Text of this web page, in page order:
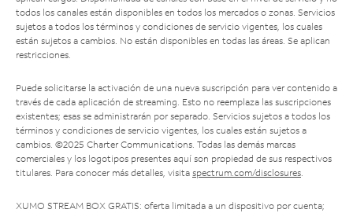
todos los canales están disponibles en todos los mercados o zonas. Servicios
sujetos a todos los términos y condiciones de servicio vigentes, los cuales
están sujetos a cambios. No están disponibles en todas las áreas. Se aplican
restricciones.
Puede solicitarse la activación de una nueva suscripción para ver contenido a
través de cada aplicación de streaming. Esto no reemplaza las suscripciones
existentes; esas se administrarán por separado. Servicios sujetos a todos los
términos y condiciones de servicio vigentes, los cuales están sujetos a
cambios. ©2025 Charter Communications. Todas las demás marcas
comerciales y los logotipos presentes aquí son propiedad de sus respectivos
titulares. Para conocer más detalles, visita spectrum.com/disclosures.
XUMO STREAM BOX GRATIS: oferta limitada a un dispositivo por cuenta;